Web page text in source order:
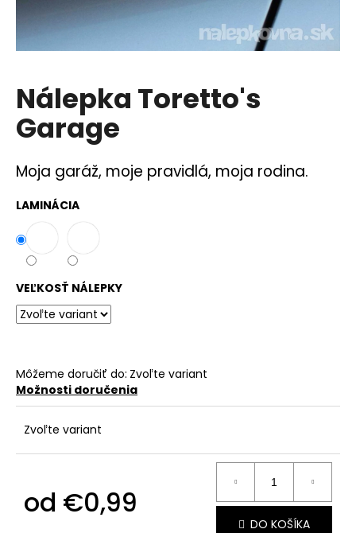
Nálepka Toretto's
Garage
Moja garáž, moje pravidlá, moja rodina.
LAMINÁCIA
VEĽKOSŤ NÁLEPKY
Môžeme doručiť do: Zvoľte variant
Možnosti doručenia
Zvoľte variant
od €0,99
DO KOŠÍKA
á
j
ť
?
HĽADAŤ
O
p
o
r
a
m
e